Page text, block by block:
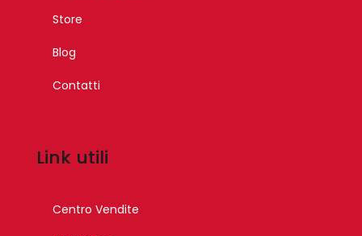
Store
Blog
Contatti
Link utili
Centro Vendite